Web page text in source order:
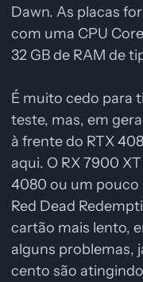
Dawn. As placas
com uma CPU
32 GB de RAM de
É muito cedo para
teste, mas, em
à frente do RTX
aqui. O RX 7900
4080 ou um pouco
Red Dead
cartão mais lento,
alguns problemas,
cento são atingindo